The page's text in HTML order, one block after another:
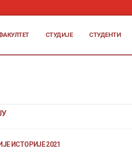
СТУДИЈЕ СТУДЕНТИ
ИСТОРИЈЕ 2021